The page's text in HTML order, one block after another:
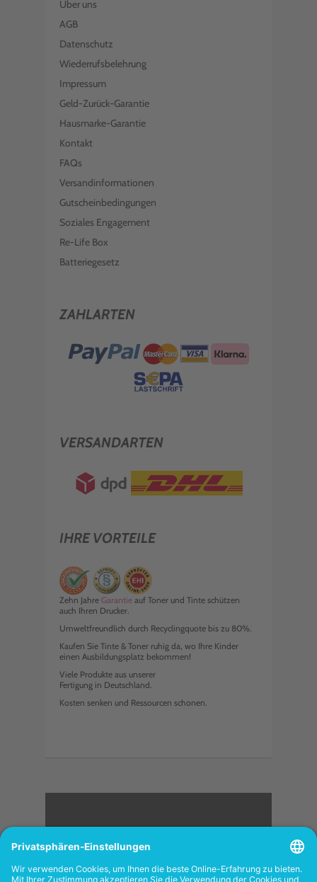
Über uns
AGB
Datenschutz
Wiederrufsbelehrung
Impressum
Geld-Zurück-Garantie
Hausmarke-Garantie
Kontakt
FAQs
Versandinformationen
Gutscheinbedingungen
Soziales Engagement
Re-Life Box
Batteriegesetz
ZAHLARTEN
VERSANDARTEN
IHRE VORTEILE
Zehn Jahre Garantie auf Toner und Tinte schützen
auch Ihren Drucker.
Umweltfreundlich durch Recyclingquote bis zu 80%.
Kaufen Sie Tinte & Toner ruhig da, wo Ihre Kinder
einen Ausbildungsplatz bekommen!
Viele Produkte aus unserer
Fertigung in Deutschland.
Kosten senken und Ressourcen schonen.
<